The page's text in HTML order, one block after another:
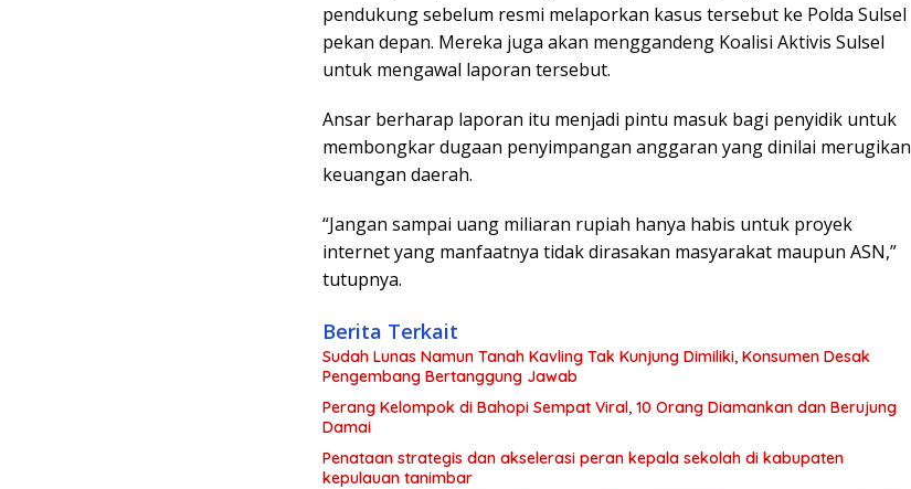
pendukung sebelum resmi melaporkan kasus tersebut ke Polda Sulsel
pekan depan. Mereka juga akan menggandeng Koalisi Aktivis Sulsel
untuk mengawal laporan tersebut.
Ansar berharap laporan itu menjadi pintu masuk bagi penyidik untuk
membongkar dugaan penyimpangan anggaran yang dinilai merugikan
keuangan daerah.
“Jangan sampai uang miliaran rupiah hanya habis untuk proyek
internet yang manfaatnya tidak dirasakan masyarakat maupun ASN,”
tutupnya.
Berita Terkait
Sudah Lunas Namun Tanah Kavling Tak Kunjung Dimiliki, Konsumen Desak
Pengembang Bertanggung Jawab
Perang Kelompok di Bahopi Sempat Viral, 10 Orang Diamankan dan Berujung
Damai
Penataan strategis dan akselerasi peran kepala sekolah di kabupaten
kepulauan tanimbar